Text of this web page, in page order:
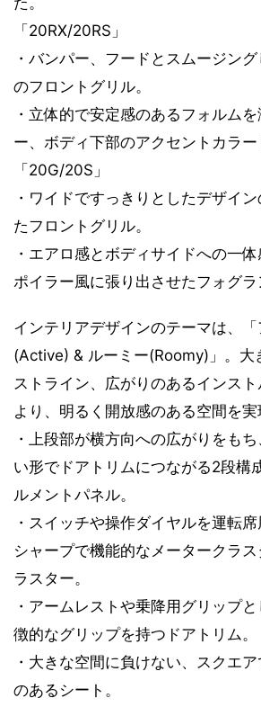
「20RX/20RS」
・バンパー、フードとスムージン
のフロントグリル。
・立体的で安定感のあるフォルム
ー、ボディ下部のアクセントカラー
「20G/20S」
・ワイドですっきりとしたデザイ
たフロントグリル。
・エアロ感とボディサイドへの一
ポイラー風に張り出させたフォグラ
インテリアデザインのテーマは、
(Active) & ルーミー(Roomy)」。大
ストライン、広がりのあるインス
より、明るく開放感のある空間を実
・上段部が横方向への広がりをも
い形でドアトリムにつながる2段構
ルメントパネル。
・スイッチや操作ダイヤルを運転
シャープで機能的なメータークラ
ラスター。
・アームレストや乗降用グリップ
徴的なグリップを持つドアトリム。
・大きな空間に負けない、スクエ
のあるシート。